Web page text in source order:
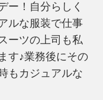
ー！自分らしく
ルな服装で仕事
ーツの上司も私
す♪業務後にその
もカジュアルな